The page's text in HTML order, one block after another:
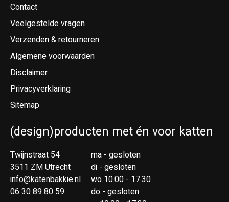
Contact
Veelgestelde vragen
Verzenden & retourneren
Algemene voorwaarden
Disclaimer
Privacyverklaring
Sitemap
(design)producten met én voor katten
Twijnstraat 54
3511 ZM Utrecht
info@katenbakkie.nl
06 30 89 80 59
ma - gesloten
di - gesloten
wo 10.00 - 17.30
do - gesloten